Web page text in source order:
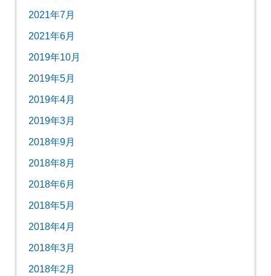
2021年7月
2021年6月
2019年10月
2019年5月
2019年4月
2019年3月
2018年9月
2018年8月
2018年6月
2018年5月
2018年4月
2018年3月
2018年2月